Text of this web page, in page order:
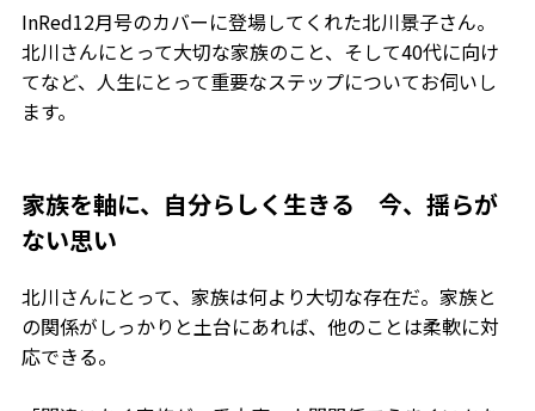
InRed12月号のカバーに登場してくれた北川景子さん。
北川さんにとって大切な家族のこと、そして40代に向け
てなど、人生にとって重要なステップについてお伺いし
ます。
家族を軸に、自分らしく生きる 今、揺らが
ない思い
北川さんにとって、家族は何より大切な存在だ。家族と
の関係がしっかりと土台にあれば、他のことは柔軟に対
応できる。